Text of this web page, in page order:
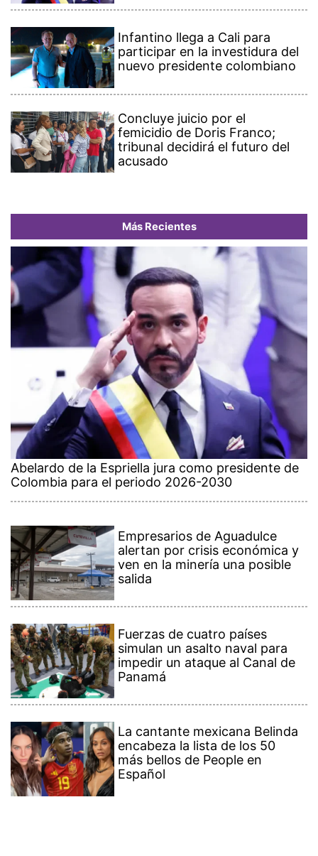
Infantino llega a Cali para
participar en la investidura del
nuevo presidente colombiano
Concluye juicio por el
femicidio de Doris Franco;
tribunal decidirá el futuro del
acusado
Más Recientes
Abelardo de la Espriella jura como presidente de
Colombia para el periodo 2026-2030
Empresarios de Aguadulce
alertan por crisis económica y
ven en la minería una posible
salida
Fuerzas de cuatro países
simulan un asalto naval para
impedir un ataque al Canal de
Panamá
La cantante mexicana Belinda
encabeza la lista de los 50
más bellos de People en
Español